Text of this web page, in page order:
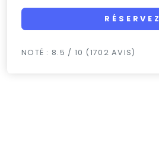
RÉSERVEZ
NOTÉ : 8.5 / 10 (1702 AVIS)